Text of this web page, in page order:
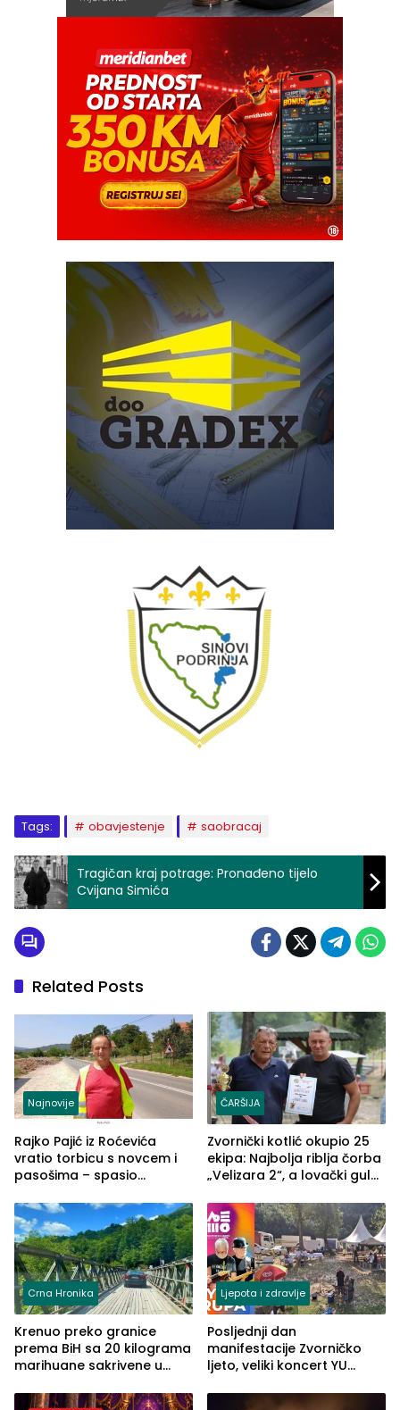
Tags: obavjestenje saobracaj
Tragičan kraj potrage: Pronađeno tijelo
Cvijana Simića
Related Posts
Najnovije
Rajko Pajić iz Roćevića
vratio torbicu s novcem i
pasošima – spasio
Grčkoj
ČARŠIJA
Zvornički kotlić okupio 25
ekipa: Najbolja riblja čorba
„Velizara 2“, a lovački gulaš
Crna Hronika
Krenuo preko granice
prema BiH sa 20 kilograma
marihuane sakrivene u
Ljepota i zdravlje
Posljednji dan
manifestacije Zvorničko
ljeto, veliki koncert YU
ove godine